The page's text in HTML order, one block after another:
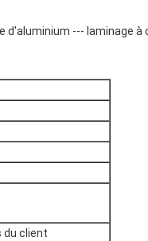
--- laminage
du client